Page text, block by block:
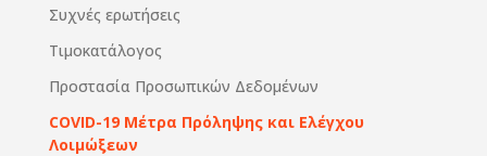
Συχνές ερωτήσεις
Τιμοκατάλογος
Προστασία Προσωπικών Δεδομένων
COVID-19 Μέτρα Πρόληψης και Ελέγχου
Λοιμώξεων